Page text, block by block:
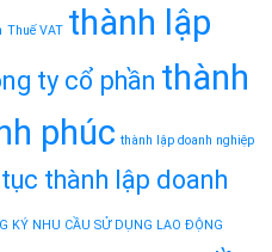
Thuế VAT thành lập
ty cổ phần thành
phúc thành lập doanh nghiệp
thành lập doanh
KÝ NHU CẦU SỬ DỤNG LAO ĐỘNG